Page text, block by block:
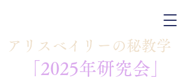
​アリスベイリーの秘教学
「​​2025年研究会」